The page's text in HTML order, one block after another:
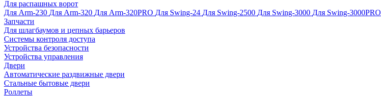
Для распашных ворот
Для Arm-230 Для Arm-320 Для Arm-320PRO Для Swing-24 Для Swing-2500 Для Swing-3000 Для Swing-3000PRO
Запчасти
Для шлагбаумов и цепных барьеров
Системы контроля доступа
Устройства безопасности
Устройства управления
Двери
Автоматические раздвижные двери
Стальные бытовые двери
Роллеты